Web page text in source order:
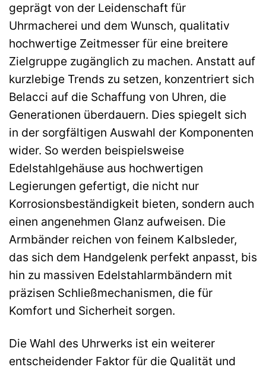
geprägt von der Leidenschaft für
Uhrmacherei und dem Wunsch, qualitativ
hochwertige Zeitmesser für eine breitere
Zielgruppe zugänglich zu machen. Anstatt auf
kurzlebige Trends zu setzen, konzentriert sich
Belacci auf die Schaffung von Uhren, die
Generationen überdauern. Dies spiegelt sich
in der sorgfältigen Auswahl der Komponenten
wider. So werden beispielsweise
Edelstahlgehäuse aus hochwertigen
Legierungen gefertigt, die nicht nur
Korrosionsbeständigkeit bieten, sondern auch
einen angenehmen Glanz aufweisen. Die
Armbänder reichen von feinem Kalbsleder,
das sich dem Handgelenk perfekt anpasst, bis
hin zu massiven Edelstahlarmbändern mit
präzisen Schließmechanismen, die für
Komfort und Sicherheit sorgen.
Die Wahl des Uhrwerks ist ein weiterer
entscheidender Faktor für die Qualität und